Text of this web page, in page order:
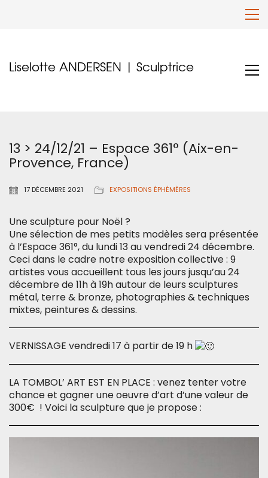
Liselotte ANDERSEN | Sculptrice
13 > 24/12/21 – Espace 361° (Aix-en-
Provence, France)
17 DÉCEMBRE 2021 EXPOSITIONS ÉPHÉMÈRES
Une sculpture pour Noël ?
Une sélection de mes petits modèles sera présentée
à l’Espace 361°, du lundi 13 au vendredi 24 décembre.
Ceci dans le cadre notre exposition collective : 9
artistes vous accueillent tous les jours jusqu’au 24
décembre de 11h à 19h autour de leurs sculptures
métal, terre & bronze, photographies & techniques
mixtes, peintures & dessins.
VERNISSAGE vendredi 17 à partir de 19 h
LA TOMBOL’ ART EST EN PLACE : venez tenter votre
chance et gagner une oeuvre d’art d’une valeur de
300€ ! Voici la sculpture que je propose :